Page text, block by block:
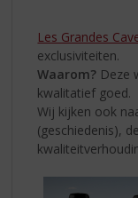
IEDER
WAT
WILS
Les Grandes
exclusiviteiten.
Waarom? Deze
kwalitatief goed.
Wij kijken ook
(geschiedenis),